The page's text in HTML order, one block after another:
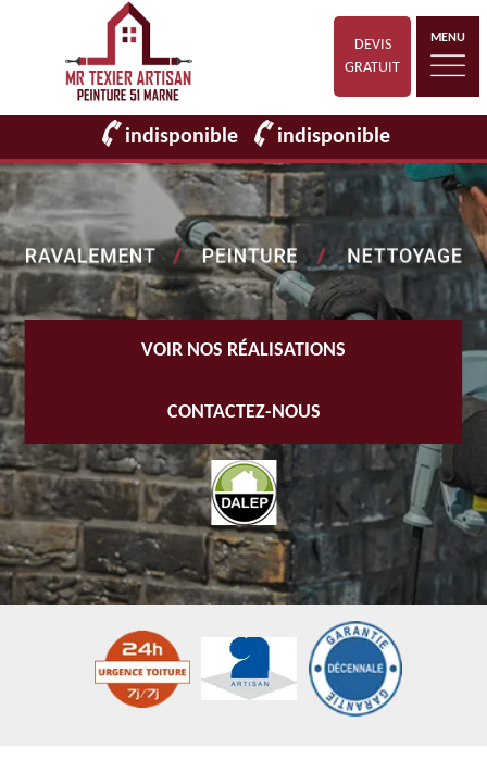
DEVIS
GRATUIT
MENU
indisponible indisponible
VOIR NOS RÉALISATIONS
CONTACTEZ-NOUS